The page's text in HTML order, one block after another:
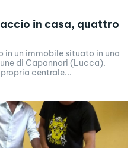
in casa, quattro
un immobile situato in una
di Capannori (Lucca).
centrale...